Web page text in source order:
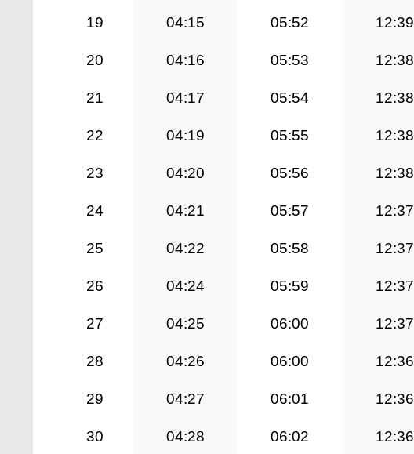
19 04:15 05:52 12:39
20 04:16 05:53 12:38
21 04:17 05:54 12:38
22 04:19 05:55 12:38
23 04:20 05:56 12:38
24 04:21 05:57 12:37
25 04:22 05:58 12:37
26 04:24 05:59 12:37
27 04:25 06:00 12:37
28 04:26 06:00 12:36
29 04:27 06:01 12:36
30 04:28 06:02 12:36